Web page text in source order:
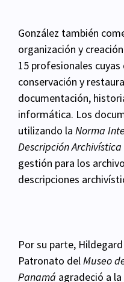
González también
organización y
15 profesionales
conservación y
documentación,
informática. Los
utilizando la Norma
Descripción Archivística
gestión para los
descripciones
Por su parte,
Patronato delMuseo
Panamá agradeció a